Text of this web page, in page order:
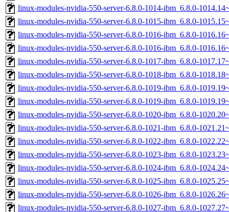
linux-modules-nvidia-550-server-6.8.0-1014-ibm_6.8.0-
linux-modules-nvidia-550-server-6.8.0-1015-ibm_6.8.0-
linux-modules-nvidia-550-server-6.8.0-1016-ibm_6.8.0-
linux-modules-nvidia-550-server-6.8.0-1016-ibm_6.8.0-
linux-modules-nvidia-550-server-6.8.0-1017-ibm_6.8.0-
linux-modules-nvidia-550-server-6.8.0-1018-ibm_6.8.0-
linux-modules-nvidia-550-server-6.8.0-1019-ibm_6.8.0-
linux-modules-nvidia-550-server-6.8.0-1019-ibm_6.8.0-
linux-modules-nvidia-550-server-6.8.0-1020-ibm_6.8.0-
linux-modules-nvidia-550-server-6.8.0-1021-ibm_6.8.0-
linux-modules-nvidia-550-server-6.8.0-1022-ibm_6.8.0-
linux-modules-nvidia-550-server-6.8.0-1023-ibm_6.8.0-
linux-modules-nvidia-550-server-6.8.0-1024-ibm_6.8.0-
linux-modules-nvidia-550-server-6.8.0-1025-ibm_6.8.0-
linux-modules-nvidia-550-server-6.8.0-1026-ibm_6.8.0-
linux-modules-nvidia-550-server-6.8.0-1027-ibm_6.8.0-